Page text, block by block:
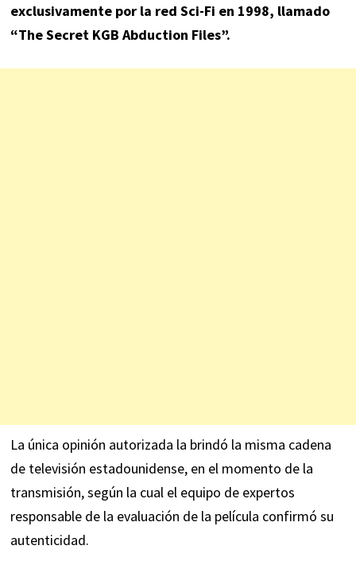
exclusivamente por la red Sci-Fi en 1998, llamado
“The Secret KGB Abduction Files”.
La única opinión autorizada la brindó la misma cadena
de televisión estadounidense, en el momento de la
transmisión, según la cual el equipo de expertos
responsable de la evaluación de la película confirmó su
autenticidad.